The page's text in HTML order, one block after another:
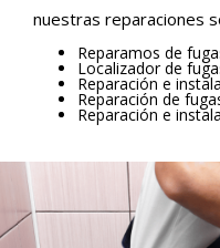
nuestras reparaciones
Reparamos de
Localizador de
Reparación e
Reparación de
Reparación e